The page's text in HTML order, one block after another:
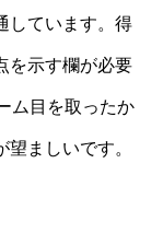
しています。得
を示す欄が必要
ム目を取ったか
ましいです。